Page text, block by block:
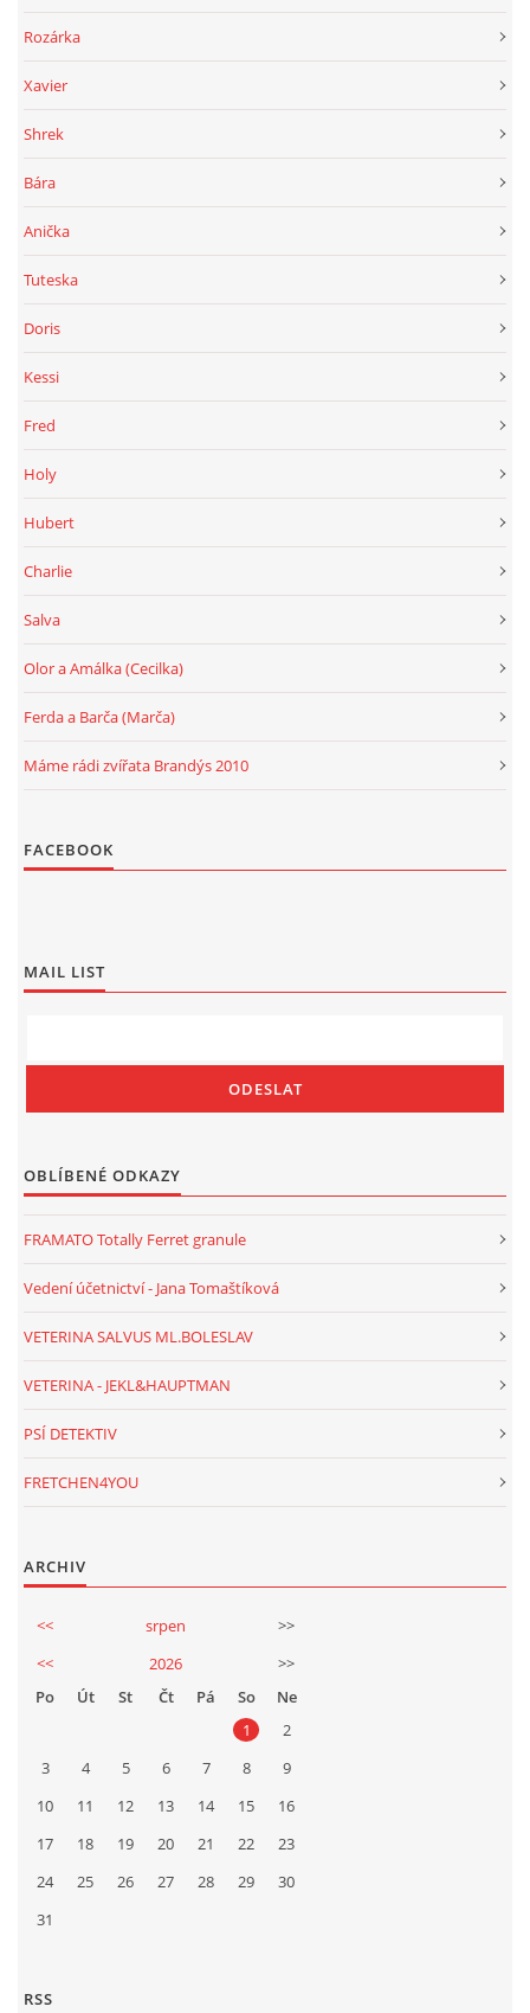
Rozárka
Xavier
Shrek
Bára
Anička
Tuteska
Doris
Kessi
Fred
Holy
Hubert
Charlie
Salva
Olor a Amálka (Cecilka)
Ferda a Barča (Marča)
Máme rádi zvířata Brandýs 2010
FACEBOOK
MAIL LIST
OBLÍBENÉ ODKAZY
FRAMATO Totally Ferret granule
Vedení účetnictví - Jana Tomaštíková
VETERINA SALVUS ML.BOLESLAV
VETERINA - JEKL&HAUPTMAN
PSÍ DETEKTIV
FRETCHEN4YOU
ARCHIV
<< srpen
>>
<<
2026
>>
Po
Út St Čt Pá So
Ne
1
2
3
4 5 6 7 8
9
10
11 12 13 14 15
16
17
18 19 20 21 22
23
24
25 26 27 28 29
30
31
RSS